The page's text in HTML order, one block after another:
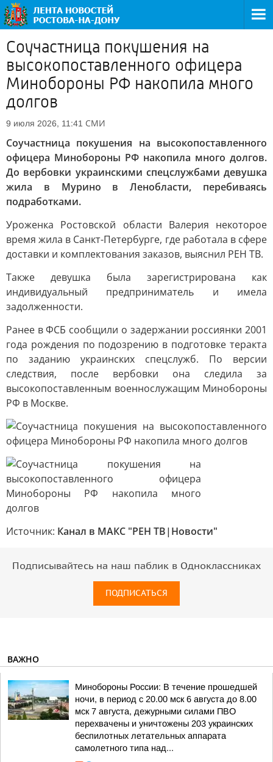
Соучастница покушения на
высокопоставленного офицера
Минобороны РФ накопила много
долгов
9 июля 2026, 11:41 СМИ
Соучастница покушения на высокопоставленного
офицера Минобороны РФ накопила много долгов.
До вербовки украинскими спецслужбами девушка
жила в Мурино в Ленобласти, перебиваясь
подработками.
Уроженка Ростовской области Валерия некоторое
время жила в Санкт-Петербурге, где работала в сфере
доставки и комплектования заказов, выяснил РЕН ТВ.
Также девушка была зарегистрирована как
индивидуальный предприниматель и имела
задолженности.
Ранее в ФСБ сообщили о задержании россиянки 2001
года рождения по подозрению в подготовке теракта
по заданию украинских спецслужб. По версии
следствия, после вербовки она следила за
высокопоставленным военнослужащим Минобороны
РФ в Москве.
Источник: Канал в МАКС "РЕН ТВ|Новости"
Подписывайтесь на наш паблик в Одноклассниках
ПОДПИСАТЬСЯ
ВАЖНО
Минобороны России: В течение прошедшей
ночи, в период с 20.00 мск 6 августа до 8.00
мск 7 августа, дежурными силами ПВО
перехвачены и уничтожены 203 украинских
беспилотных летательных аппарата
самолетного типа над...